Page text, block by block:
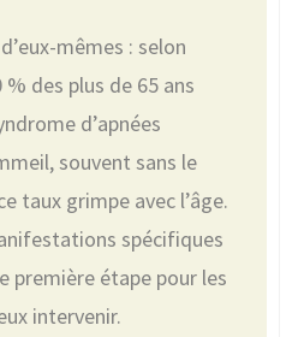
mêmes : selon
% des plus de 65 ans
d’apnées
souvent sans le
taux grimpe avec l’âge.
spécifiques
première étape pour les
intervenir.